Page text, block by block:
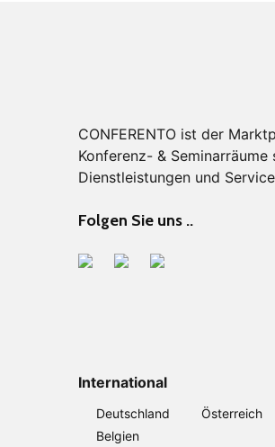
CONFERENTO ist der
Konferenz- &
Dienstleistungen und
Folgen Sie uns ..
International
Deutschland Österreich
Belgien